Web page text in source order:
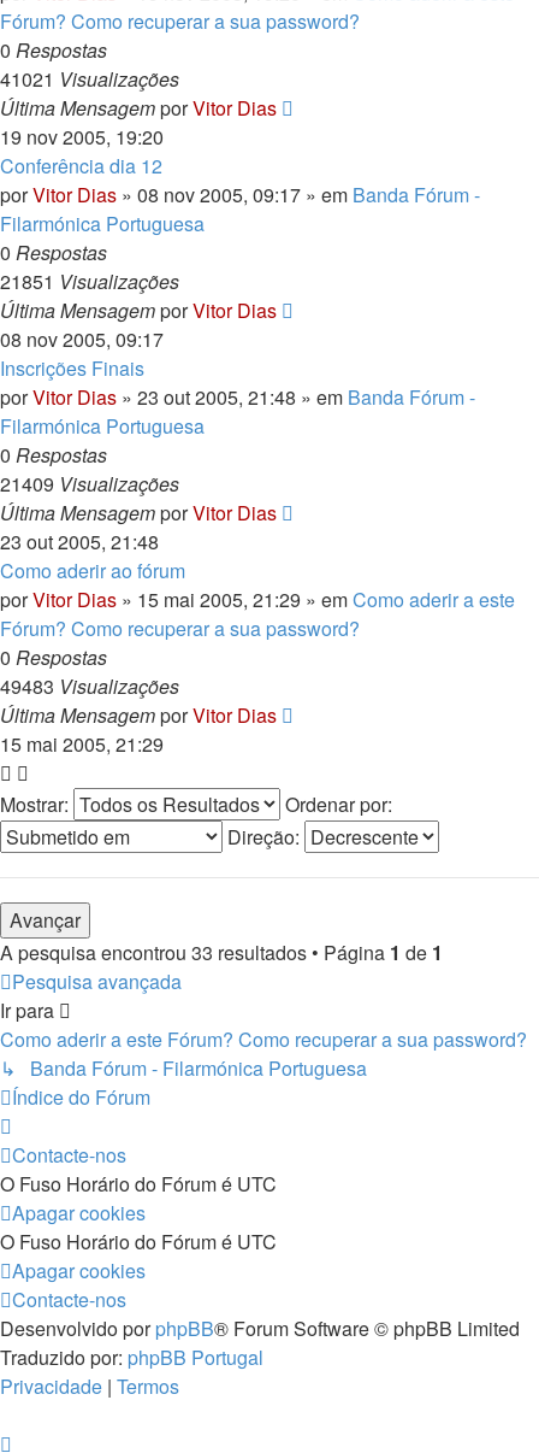
Fórum? Como recuperar a sua password?
0 Respostas
41021 Visualizações
Última MensagemporVitor Dias
19 nov 2005, 19:20
Conferência dia 12
porVitor Dias » 08 nov 2005, 09:17 » em Banda Fórum -
Filarmónica Portuguesa
0 Respostas
21851 Visualizações
Última MensagemporVitor Dias
08 nov 2005, 09:17
Inscrições Finais
porVitor Dias » 23 out 2005, 21:48 » em Banda Fórum -
Filarmónica Portuguesa
0 Respostas
21409 Visualizações
Última MensagemporVitor Dias
23 out 2005, 21:48
Como aderir ao fórum
porVitor Dias » 15 mai 2005, 21:29 » emComo aderir a este
Fórum? Como recuperar a sua password?
0 Respostas
49483 Visualizações
Última MensagemporVitor Dias
15 mai 2005, 21:29
Mostrar:
Ordenar por:
Direção:
A pesquisa encontrou 33 resultados • Página 1 de 1
Pesquisa avançada
Ir para
Como aderir a este Fórum? Como recuperar a sua password?
↳ Banda Fórum - Filarmónica Portuguesa
Índice do Fórum
Contacte-nos
O Fuso Horário do Fórum é UTC
Apagar cookies
O Fuso Horário do Fórum é UTC
Apagar cookies
Contacte-nos
Desenvolvido porphpBB® Forum Software © phpBB Limited
Traduzido por: phpBB Portugal
Privacidade | Termos